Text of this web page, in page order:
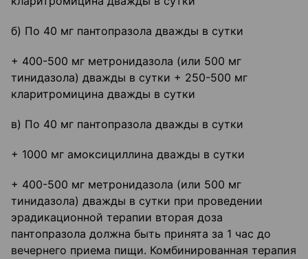
б) По 40 мг пантопразола дважды в сутки
+ 400-500 мг метронидазола (или 500 мг
тинидазола) дважды в сутки + 250-500 мг
кларитромицина дважды в сутки
в) По 40 мг пантопразола дважды в сутки
+ 1000 мг амоксициллина дважды в сутки
+ 400-500 мг метронидазола (или 500 мг
тинидазола) дважды в сутки при проведении
эрадикационной терапии вторая доза
пантопразола должна быть принята за 1 час до
вечернего приема пищи. Комбинированная терапия